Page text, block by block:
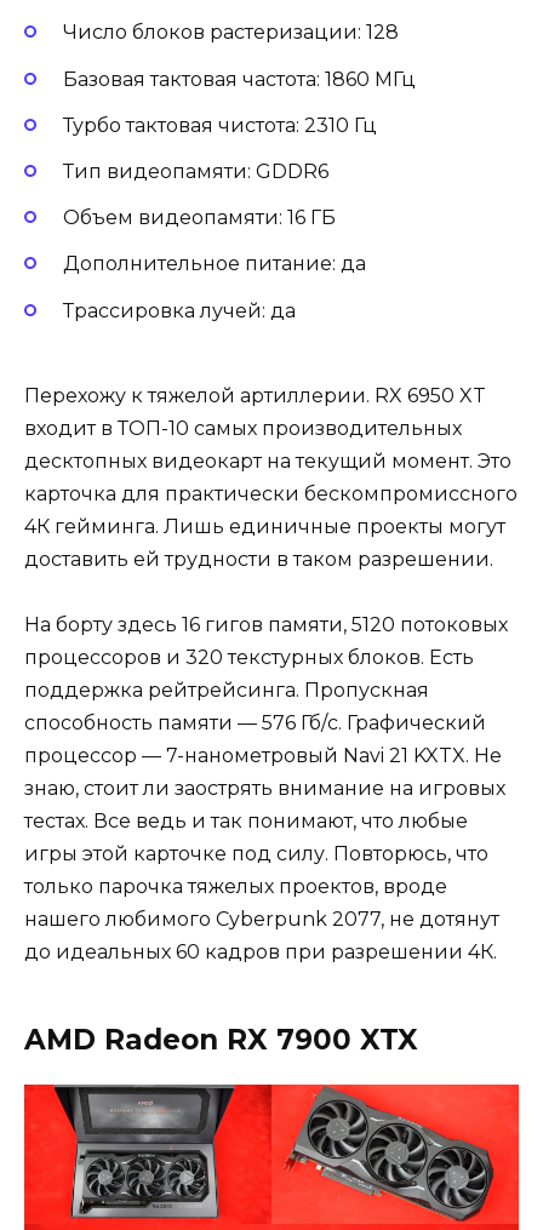
Число блоков растеризации: 128
Базовая тактовая частота: 1860 МГц
Турбо тактовая чистота: 2310 Гц
Тип видеопамяти: GDDR6
Объем видеопамяти: 16 ГБ
Дополнительное питание: да
Трассировка лучей: да
Перехожу к тяжелой артиллерии. RX 6950 XT
входит в ТОП-10 самых производительных
десктопных видеокарт на текущий момент. Это
карточка для практически бескомпромиссного
4К гейминга. Лишь единичные проекты могут
доставить ей трудности в таком разрешении.
На борту здесь 16 гигов памяти, 5120 потоковых
процессоров и 320 текстурных блоков. Есть
поддержка рейтрейсинга. Пропускная
способность памяти — 576 Гб/с. Графический
процессор — 7-нанометровый Navi 21 KXTX. Не
знаю, стоит ли заострять внимание на игровых
тестах. Все ведь и так понимают, что любые
игры этой карточке под силу. Повторюсь, что
только парочка тяжелых проектов, вроде
нашего любимого Cyberpunk 2077, не дотянут
до идеальных 60 кадров при разрешении 4К.
AMD Radeon RX 7900 XTX